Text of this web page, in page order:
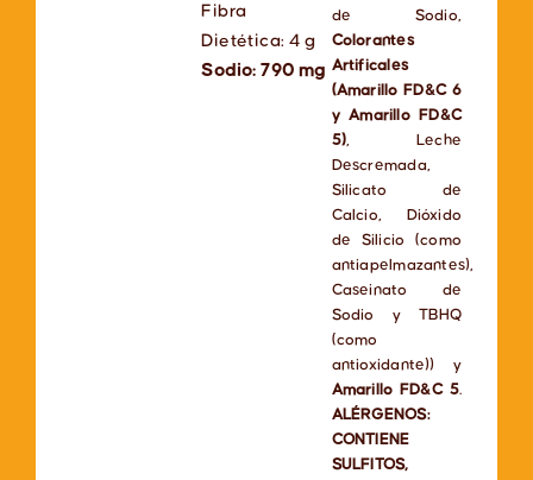
Fibra
Dietética: 4 g
Sodio: 790 mg
de Sodio,
Colorantes
Artificales
(Amarillo FD&C 6
y Amarillo FD&C
5), Leche
Descremada,
Silicato de
Calcio, Dióxido
de Silicio (como
antiapelmazantes),
Caseinato de
Sodio y TBHQ
(como
antioxidante)) y
Amarillo FD&C 5.
ALÉRGENOS:
CONTIENE
SULFITOS,